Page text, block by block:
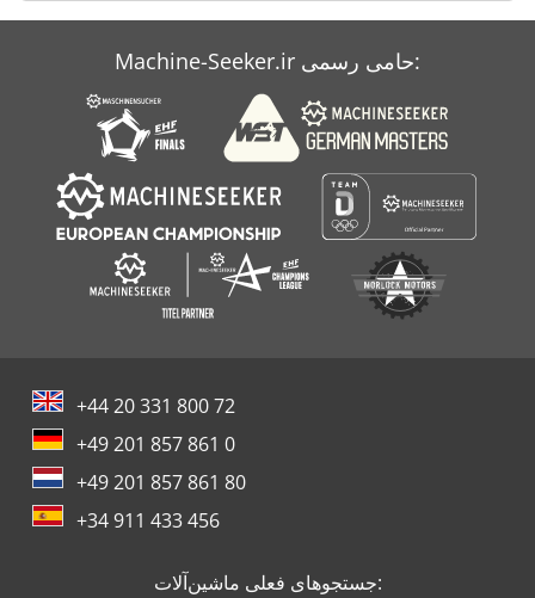
Machine-Seeker.ir حامی رسمی:
+44 20 331 800 72
+49 201 857 861 0
+49 201 857 861 80
+34 911 433 456
جستجوهای فعلی ماشین‌آلات: